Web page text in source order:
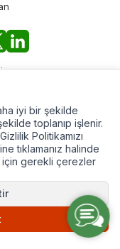
Ol!
iyi bir şekilde
toplanıp işlenir.
Politikamızı
tıklamanız halinde
için gerekli çerezler